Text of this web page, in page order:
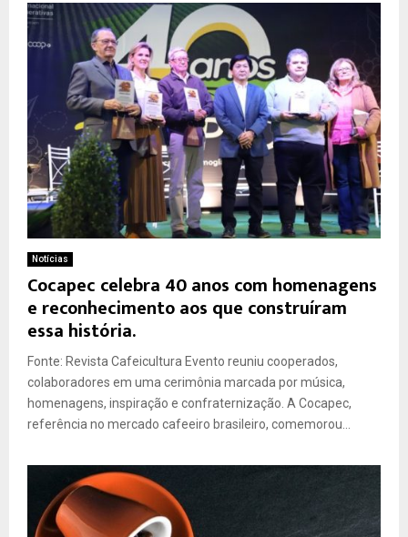
Notícias
Cocapec celebra 40 anos com homenagens
e reconhecimento aos que construíram
essa história.
Fonte: Revista Cafeicultura Evento reuniu cooperados,
colaboradores em uma cerimônia marcada por música,
homenagens, inspiração e confraternização. A Cocapec,
referência no mercado cafeeiro brasileiro, comemorou...